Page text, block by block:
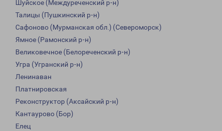
Шуйское (Междуреченский р-н)
Талицы (Пушкинский р-н)
Сафоново (Мурманская обл.) (Североморск)
Ямное (Рамонский р-н)
Великовечное (Белореченский р-н)
Угра (Угранский р-н)
Ленинаван
Платнировская
Реконструктор (Аксайский р-н)
Кантаурово (Бор)
Елец